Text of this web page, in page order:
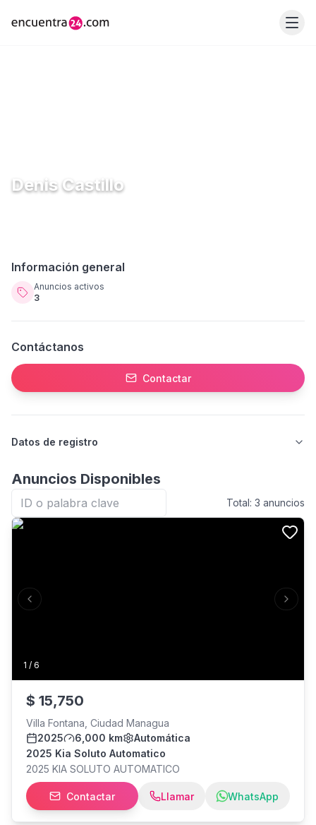
Denis Castillo
Información general
Anuncios activos
3
Contáctanos
Contactar
Datos de registro
Anuncios Disponibles
Total: 3 anuncios
1 / 6
Previous slide Next
$ 15,750
Villa Fontana, Ciudad Managua
2025
6,000 km
Automática
2025 Kia Soluto Automatico
2025 KIA SOLUTO AUTOMATICO
Contactar Llamar WhatsApp